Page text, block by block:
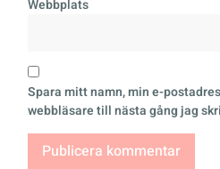
Webbplats
Spara mitt namn, min e-
webbläsare till nästa gång jag